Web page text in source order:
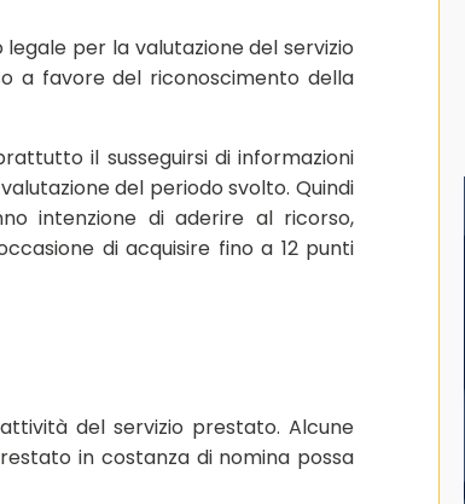
per la valutazione del servizio
a favore del riconoscimento della
il susseguirsi di informazioni
del periodo svolto. Quindi
intenzione di aderire al ricorso,
di acquisire fino a 12 punti
del servizio prestato. Alcune
in costanza di nomina possa